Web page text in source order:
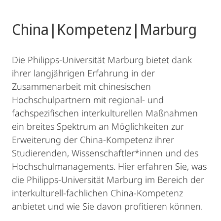
China|Kompetenz|Marburg
Die Philipps-Universität Marburg bietet dank
ihrer langjährigen Erfahrung in der
Zusammenarbeit mit chinesischen
Hochschulpartnern mit regional- und
fachspezifischen interkulturellen Maßnahmen
ein breites Spektrum an Möglichkeiten zur
Erweiterung der China-Kompetenz ihrer
Studierenden, Wissenschaftler*innen und des
Hochschulmanagements. Hier erfahren Sie, was
die Philipps-Universität Marburg im Bereich der
interkulturell-fachlichen China-Kompetenz
anbietet und wie Sie davon profitieren können.